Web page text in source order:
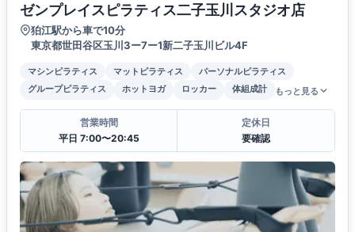
ゼンプレイスピラティス二子玉川スタジオ店
狛江駅から車で10分
東京都世田谷区玉川3ー7ー1新二子玉川ビル4F
マシンピラティス マットピラティス
パーソナルピラティス
グループピラティス
ホットヨガ ロッカー 体組成計 もっと見る
営業時間
平日 7:00〜20:45
定休日
要確認